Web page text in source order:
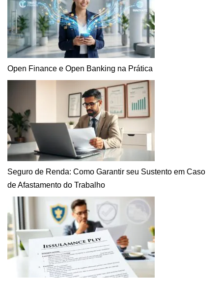
Open Finance e Open Banking na Prática
Seguro de Renda: Como Garantir seu Sustento em Caso
de Afastamento do Trabalho